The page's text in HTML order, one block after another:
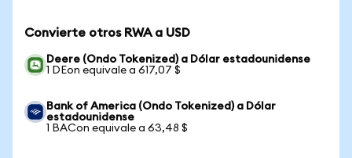
Convierte otros RWA a USD
Deere (Ondo Tokenized) a Dólar estadounidense
1 DEon equivale a 617,07 $
Bank of America (Ondo Tokenized) a Dólar
estadounidense
1 BACon equivale a 63,48 $